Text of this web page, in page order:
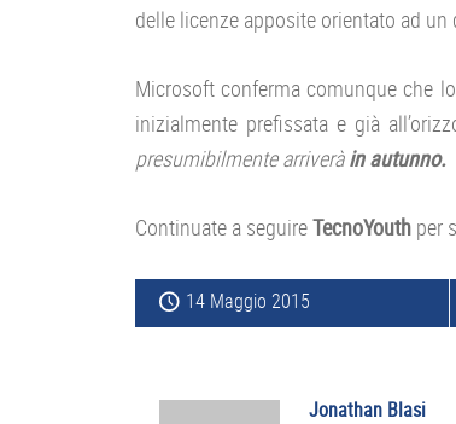
delle licenze apposite orientato ad
Microsoft conferma comunque che
inizialmente prefissata e già
presumibilmente arriveràin autunno.
Continuate a seguireTecnoYouth per
14 Maggio 2015
Jonathan Blasi